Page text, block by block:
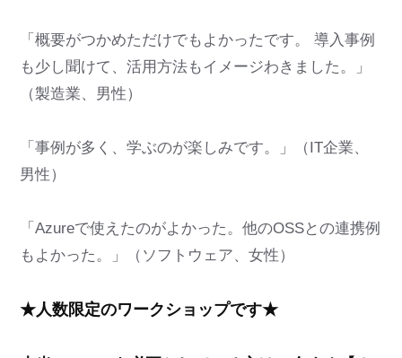
「概要がつかめただけでもよかったです。 導入事例
も少し聞けて、活用方法もイメージわきました。」
（製造業、男性）
「事例が多く、学ぶのが楽しみです。」（IT企業、
男性）
「Azureで使えたのがよかった。他のOSSとの連携例
もよかった。」（ソフトウェア、女性）
★人数限定のワークショップです★